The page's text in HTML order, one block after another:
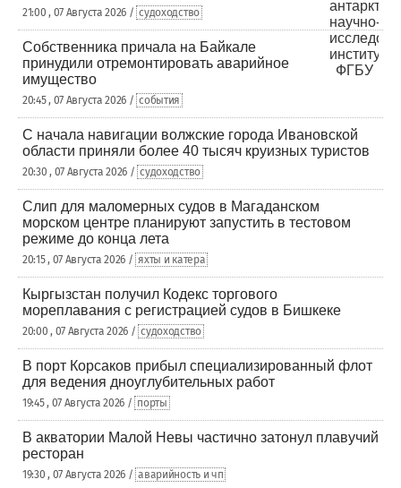
21:00 , 07 Августа 2026 / судоходство
Собственника причала на Байкале
принудили отремонтировать аварийное
имущество
20:45 , 07 Августа 2026 / события
С начала навигации волжские города Ивановской
области приняли более 40 тысяч круизных туристов
20:30 , 07 Августа 2026 / судоходство
Слип для маломерных судов в Магаданском
морском центре планируют запустить в тестовом
режиме до конца лета
20:15 , 07 Августа 2026 / яхты и катера
Кыргызстан получил Кодекс торгового
мореплавания с регистрацией судов в Бишкеке
20:00 , 07 Августа 2026 / судоходство
В порт Корсаков прибыл специализированный флот
для ведения дноуглубительных работ
19:45 , 07 Августа 2026 / порты
В акватории Малой Невы частично затонул плавучий
ресторан
19:30 , 07 Августа 2026 / аварийность и чп